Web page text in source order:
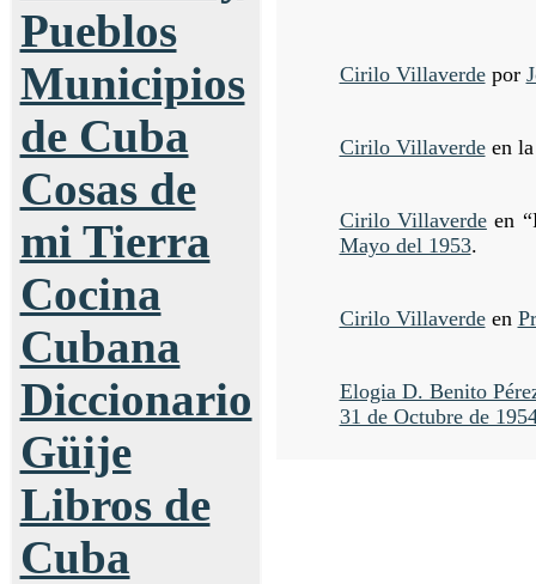
Pueblos
Municipios
de Cuba
Cosas de
mi Tierra
Cocina
Cubana
Diccionario
Güije
Libros de
Cuba
Cirilo Villaverdepor
Cirilo Villaverdeen la
Cirilo Villaverdeen
Mayo del 1953.
Cirilo Villaverdeen
Elogia D. Benito
31 de Octubre de